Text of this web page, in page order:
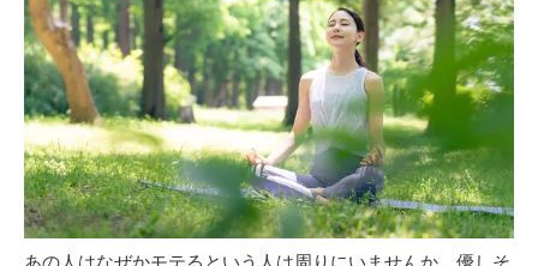
あの人はなぜかモテるという人は周りにいませんか。優しそ